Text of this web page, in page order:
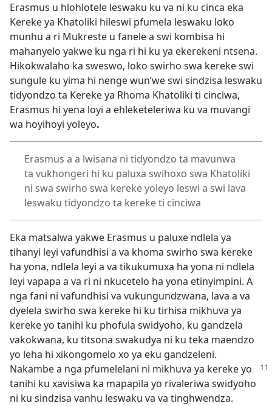
Erasmus u hlohlotele leswaku ku va ni ku cinca eka
Kereke ya Khatoliki hileswi pfumela leswaku loko
munhu a ri Mukreste u fanele a swi kombisa hi
mahanyelo yakwe ku nga ri hi ku ya ekerekeni ntsena.
Hikokwalaho ka sweswo, loko swirho swa kereke swi
sungule ku yima hi nenge wun’we swi sindzisa leswaku
tidyondzo ta Kereke ya Rhoma Khatoliki ti cinciwa,
Erasmus hi yena loyi a ehleketeleriwa ku va muvangi
wa hoyihoyi yoleyo.
Erasmus a a lwisana ni tidyondzo ta mavunwa
ta vukhongeri hi ku paluxa swihoxo swa Khatoliki
ni swa swirho swa kereke yoleyo leswi a swi lava
leswaku tidyondzo ta kereke ti cinciwa
Eka matsalwa yakwe Erasmus u paluxe ndlela ya
tihanyi leyi vafundhisi a va khoma swirho swa kereke
ha yona, ndlela leyi a va tikukumuxa ha yona ni ndlela
leyi vapapa a va ri ni nkucetelo ha yona etinyimpini. A
nga fani ni vafundhisi va vukungundzwana, lava a va
dyelela swirho swa kereke hi ku tirhisa mikhuva ya
kereke yo tanihi ku phofula swidyoho, ku gandzela
vakokwana, ku titsona swakudya ni ku teka maendzo
yo leha hi xikongomelo xo ya eku gandzeleni.
Nakambe a nga pfumelelani ni mikhuva ya kereke yo
tanihi ku xavisiwa ka mapapila yo rivaleriwa swidyoho
ni ku sindzisa vanhu leswaku va va tinghwendza.